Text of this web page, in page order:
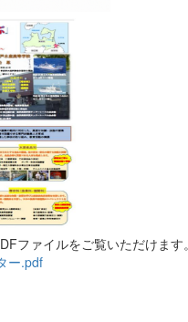
ファイルをご覧いただけます。
ー.pdf